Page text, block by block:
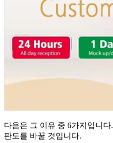
다음은 그 이유 중 6가지입니다.
판도를 바꿀 것입니다.